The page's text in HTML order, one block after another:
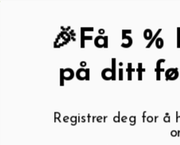
🎉Få 5 %
på ditt
Registrer deg for å